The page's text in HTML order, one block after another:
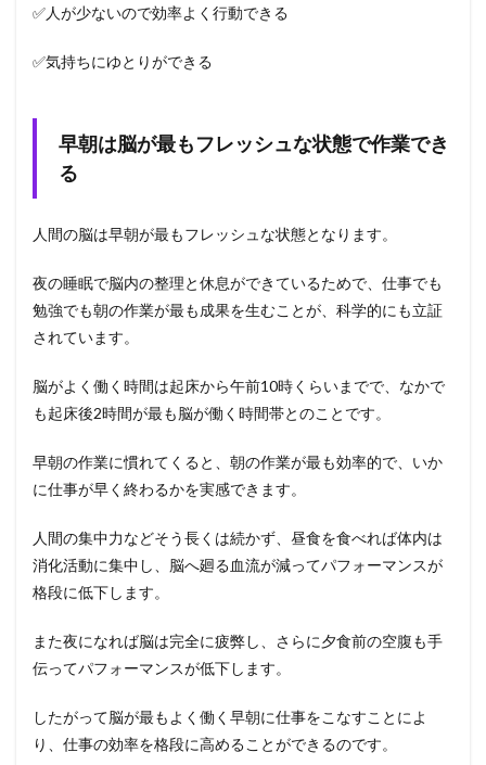
✅人が少ないので効率よく行動できる
✅気持ちにゆとりができる
早朝は脳が最もフレッシュな状態で作業でき
る
人間の脳は早朝が最もフレッシュな状態となります。
夜の睡眠で脳内の整理と休息ができているためで、仕事でも
勉強でも朝の作業が最も成果を生むことが、科学的にも立証
されています。
脳がよく働く時間は起床から午前10時くらいまでで、なかで
も起床後2時間が最も脳が働く時間帯とのことです。
早朝の作業に慣れてくると、朝の作業が最も効率的で、いか
に仕事が早く終わるかを実感できます。
人間の集中力などそう長くは続かず、昼食を食べれば体内は
消化活動に集中し、脳へ廻る血流が減ってパフォーマンスが
格段に低下します。
また夜になれば脳は完全に疲弊し、さらに夕食前の空腹も手
伝ってパフォーマンスが低下します。
したがって脳が最もよく働く早朝に仕事をこなすことによ
り、仕事の効率を格段に高めることができるのです。